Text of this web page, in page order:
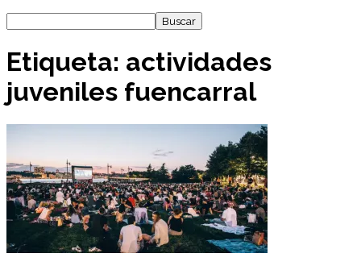
Etiqueta: actividades
juveniles fuencarral